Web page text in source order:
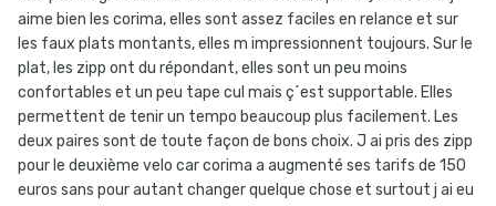
aime bien les corima, elles sont assez faciles en relance et sur
les faux plats montants, elles m impressionnent toujours. Sur le
plat, les zipp ont du répondant, elles sont un peu moins
confortables et un peu tape cul mais ç´est supportable. Elles
permettent de tenir un tempo beaucoup plus facilement. Les
deux paires sont de toute façon de bons choix. J ai pris des zipp
pour le deuxième velo car corima a augmenté ses tarifs de 150
euros sans pour autant changer quelque chose et surtout j ai eu